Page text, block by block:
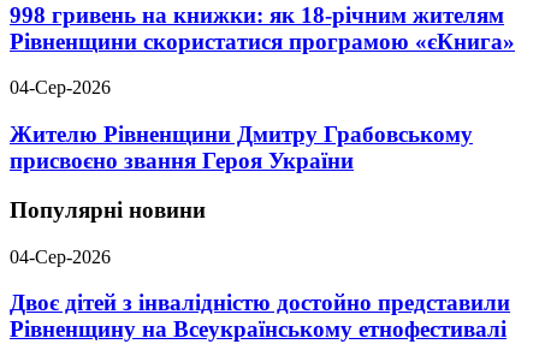
998 гривень на книжки: як 18-річним жителям
Рівненщини скористатися програмою «єКнига»
04-Сер-2026
Жителю Рівненщини Дмитру Грабовському
присвоєно звання Героя України
Популярні новини
04-Сер-2026
Двоє дітей з інвалідністю достойно представили
Рівненщину на Всеукраїнському етнофестивалі